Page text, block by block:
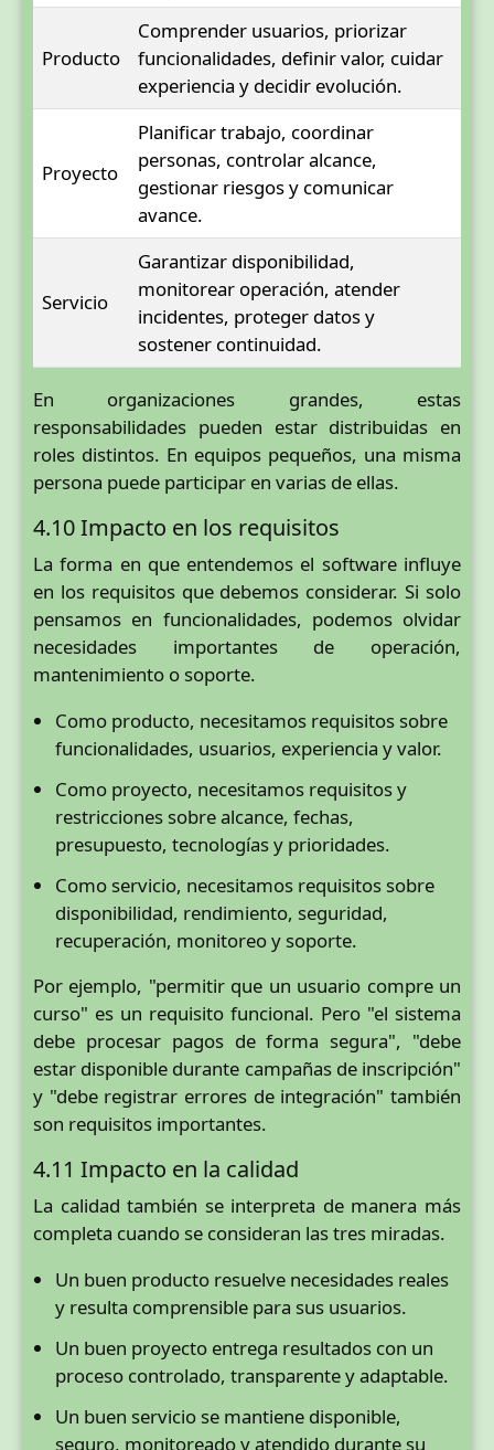
Producto
Comprender usuarios, priorizar
funcionalidades, definir valor, cuidar
experiencia y decidir evolución.
Proyecto
Planificar trabajo, coordinar
personas, controlar alcance,
gestionar riesgos y comunicar
avance.
Servicio
Garantizar disponibilidad,
monitorear operación, atender
incidentes, proteger datos y
sostener continuidad.
En organizaciones grandes, estas
responsabilidades pueden estar distribuidas en
roles distintos. En equipos pequeños, una misma
persona puede participar en varias de ellas.
4.10 Impacto en los requisitos
La forma en que entendemos el software influye
en los requisitos que debemos considerar. Si solo
pensamos en funcionalidades, podemos olvidar
necesidades importantes de operación,
mantenimiento o soporte.
Como producto, necesitamos requisitos sobre
funcionalidades, usuarios, experiencia y valor.
Como proyecto, necesitamos requisitos y
restricciones sobre alcance, fechas,
presupuesto, tecnologías y prioridades.
Como servicio, necesitamos requisitos sobre
disponibilidad, rendimiento, seguridad,
recuperación, monitoreo y soporte.
Por ejemplo, "permitir que un usuario compre un
curso" es un requisito funcional. Pero "el sistema
debe procesar pagos de forma segura", "debe
estar disponible durante campañas de inscripción"
y "debe registrar errores de integración" también
son requisitos importantes.
4.11 Impacto en la calidad
La calidad también se interpreta de manera más
completa cuando se consideran las tres miradas.
Un buen producto resuelve necesidades reales
y resulta comprensible para sus usuarios.
Un buen proyecto entrega resultados con un
proceso controlado, transparente y adaptable.
Un buen servicio se mantiene disponible,
seguro, monitoreado y atendido durante su